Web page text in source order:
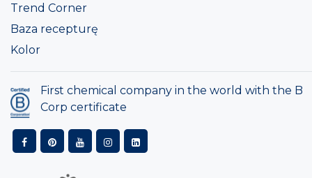
Trend Corner
Baza recepturę
Kolor
First chemical company in the world with the B
Corp certificate